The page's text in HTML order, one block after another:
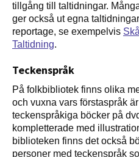
tillgång till taltidningar.
ger också ut egna
reportage, se exempelvis
Taltidning.
Teckenspråk
På folkbibliotek finns olika
och vuxna vars förstaspråk
teckenspråkiga böcker på
kompletterade med
biblioteken finns det också
personer med teckenspråk